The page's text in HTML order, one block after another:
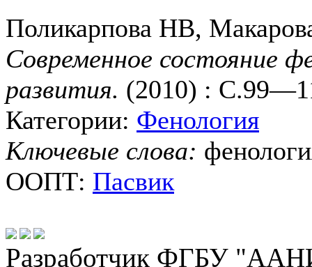
Поликарпова НВ,
Современное состояние
развития. (2010) :
Категории: Фенология
Ключевые слова:
ООПТ: Пасвик
Разработчик ФГБУ